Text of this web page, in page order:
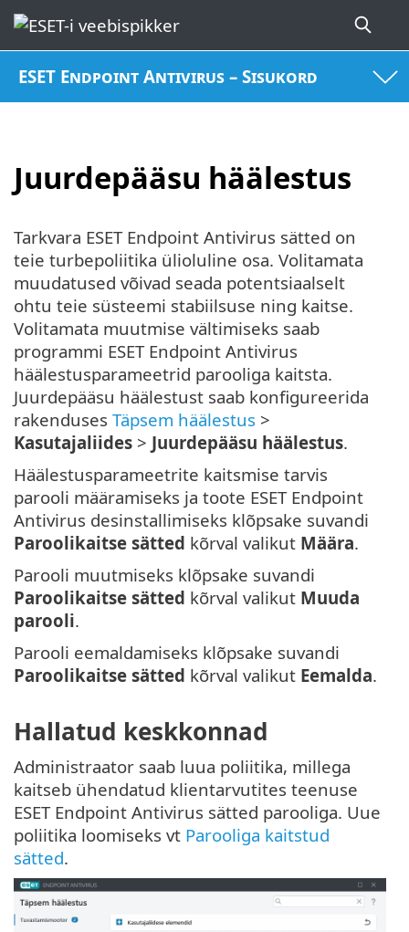
ESET Endpoint Antivirus – Sisukord
Juurdepääsu häälestus
Tarkvara ESET Endpoint Antivirus sätted on
teie turbepoliitika ülioluline osa. Volitamata
muudatused võivad seada potentsiaalselt
ohtu teie süsteemi stabiilsuse ning kaitse.
Volitamata muutmise vältimiseks saab
programmi ESET Endpoint Antivirus
häälestusparameetrid parooliga kaitsta.
Juurdepääsu häälestust saab konfigureerida
rakenduses Täpsem häälestus >
Kasutajaliides > Juurdepääsu häälestus.
Häälestusparameetrite kaitsmise tarvis
parooli määramiseks ja toote ESET Endpoint
Antivirus desinstallimiseks klõpsake suvandi
Paroolikaitse sätted kõrval valikut Määra.
Parooli muutmiseks klõpsake suvandi
Paroolikaitse sätted kõrval valikut Muuda
parooli.
Parooli eemaldamiseks klõpsake suvandi
Paroolikaitse sätted kõrval valikut Eemalda.
Hallatud keskkonnad
Administraator saab luua poliitika, millega
kaitseb ühendatud klientarvutites teenuse
ESET Endpoint Antivirus sätted parooliga. Uue
poliitika loomiseks vt Parooliga kaitstud
sätted.